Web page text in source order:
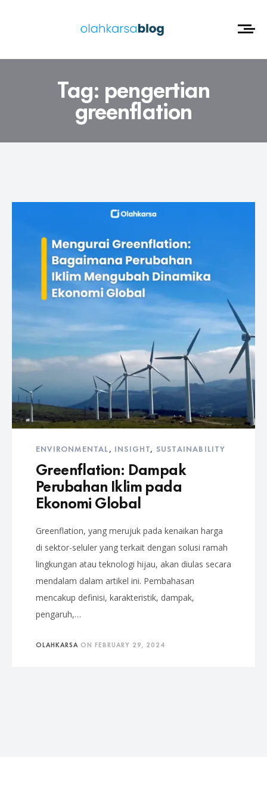
Tag: pengertian
greenflation
ENVIRONMENTAL, INSIGHT, SUSTAINABILITY
Greenflation: Dampak
Perubahan Iklim pada
Ekonomi Global
Greenflation, yang merujuk pada kenaikan harga
di sektor-seluler yang terkait dengan solusi ramah
lingkungan atau teknologi hijau, akan diulas secara
mendalam dalam artikel ini. Pembahasan
mencakup definisi, karakteristik, dampak,
pengaruh,…
OLAHKARSA ON FEBRUARY 29, 2024